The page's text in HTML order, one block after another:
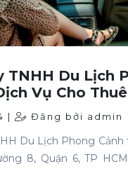
TNHH Du Lịch
Vụ Cho
Tại TP HCM
| Đăng bởi admin
Du Lịch Phong Cảnh
8, Quận 6, TP